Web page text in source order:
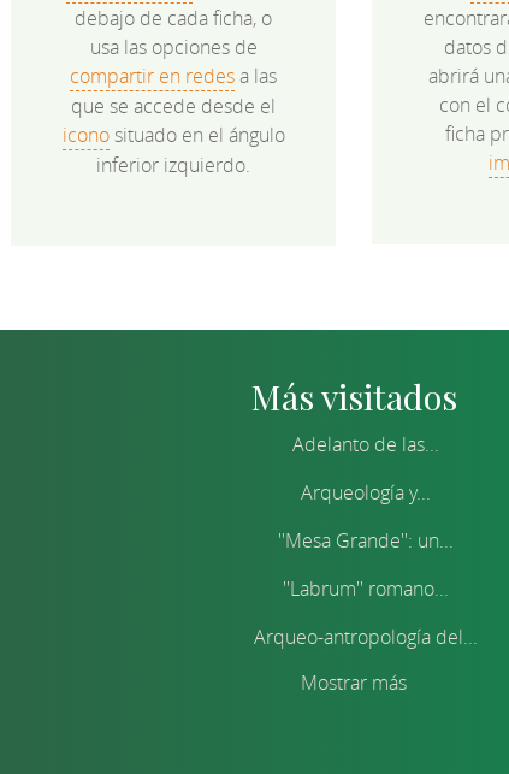
debajo de cada ficha, o
usa las opciones de
compartir en redesa las
que se accede desde el
iconosituado en el ángulo
inferior izquierdo.
datos
abrirá
con el
ficha
Más visitados
Adelanto de las...
Arqueología y...
''Mesa Grande'': un...
''Labrum'' romano...
Arqueo-antropología del...
Mostrar más